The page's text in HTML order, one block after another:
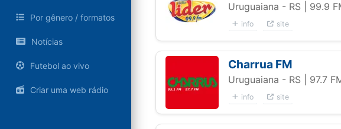
Por gênero / formatos
Notícias
Futebol ao vivo
Criar uma web rádio
Uruguaiana - RS | 99.9
info site
Charrua FM
Uruguaiana - RS | 97.7
info site